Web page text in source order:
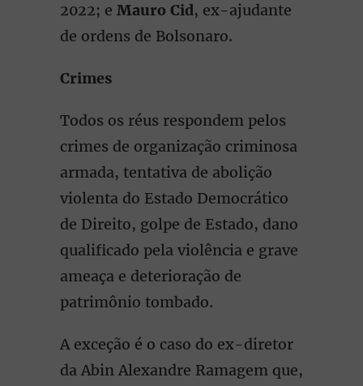
2022; e Mauro Cid, ex-ajudante
de ordens de Bolsonaro.
Crimes
Todos os réus respondem pelos
crimes de organização criminosa
armada, tentativa de abolição
violenta do Estado Democrático
de Direito, golpe de Estado, dano
qualificado pela violência e grave
ameaça e deterioração de
patrimônio tombado.
A exceção é o caso do ex-diretor
da Abin Alexandre Ramagem que,